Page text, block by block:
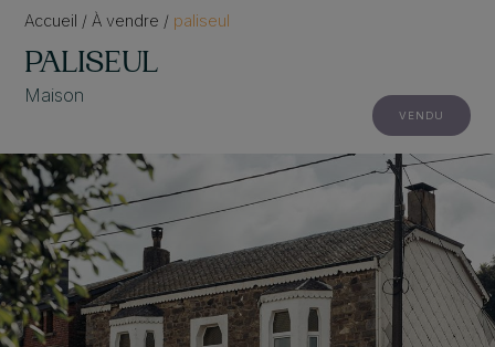
Accueil / À vendre / paliseul
PALISEUL
Maison
VENDU